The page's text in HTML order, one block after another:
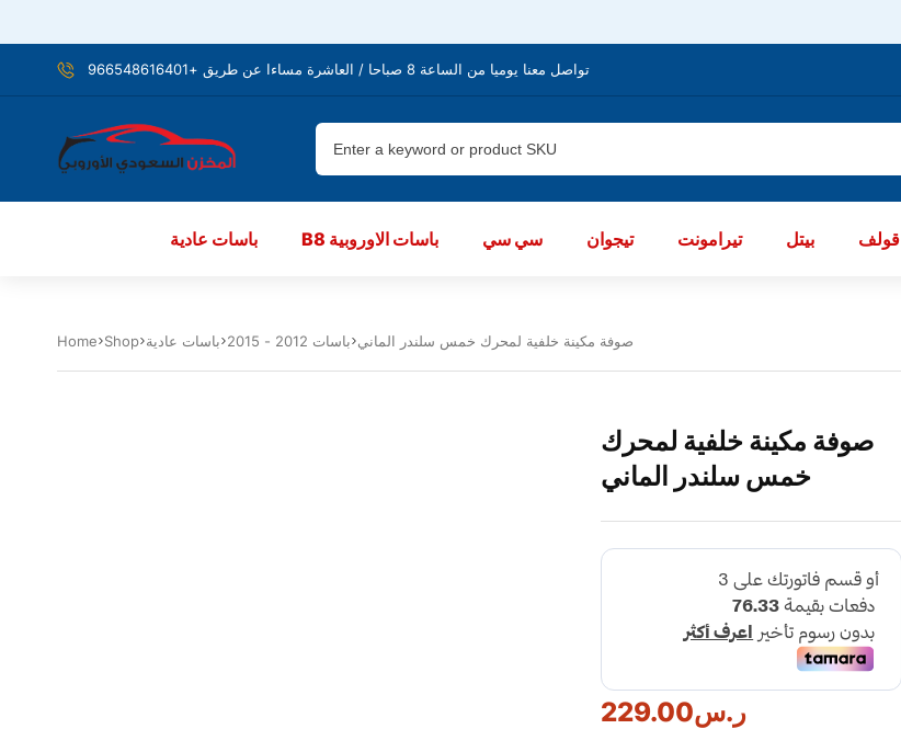
تواصل معنا يوميا من الساعة 8 صباحا / العاشرة مساءا عن طريق +966548616401
باسات عادية B8 باسات الاوروبية سي سي تيجوان تيرامونت بيتل قولف
Home Shop باسات عادية باسات 2012 - 2015 صوفة مكينة خلفية لمحرك خمس سلندر الماني
صوفة مكينة خلفية لمحرك
خمس سلندر الماني
ر.س229.00